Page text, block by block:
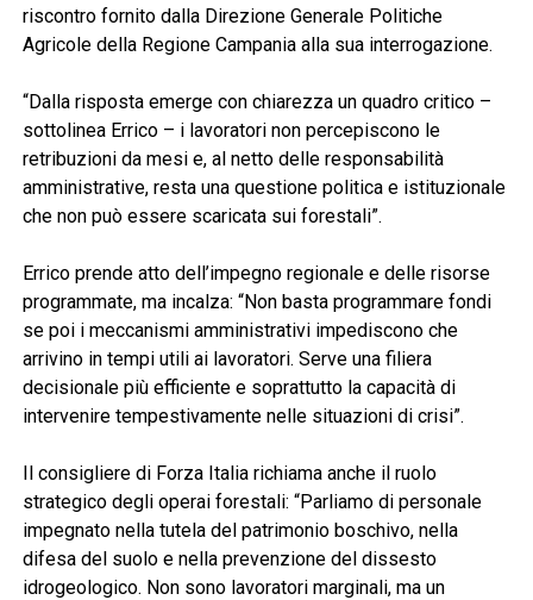
riscontro fornito dalla Direzione Generale Politiche
Agricole della Regione Campania alla sua interrogazione.
“Dalla risposta emerge con chiarezza un quadro critico –
sottolinea Errico – i lavoratori non percepiscono le
retribuzioni da mesi e, al netto delle responsabilità
amministrative, resta una questione politica e istituzionale
che non può essere scaricata sui forestali”.
Errico prende atto dell’impegno regionale e delle risorse
programmate, ma incalza: “Non basta programmare fondi
se poi i meccanismi amministrativi impediscono che
arrivino in tempi utili ai lavoratori. Serve una filiera
decisionale più efficiente e soprattutto la capacità di
intervenire tempestivamente nelle situazioni di crisi”.
Il consigliere di Forza Italia richiama anche il ruolo
strategico degli operai forestali: “Parliamo di personale
impegnato nella tutela del patrimonio boschivo, nella
difesa del suolo e nella prevenzione del dissesto
idrogeologico. Non sono lavoratori marginali, ma un